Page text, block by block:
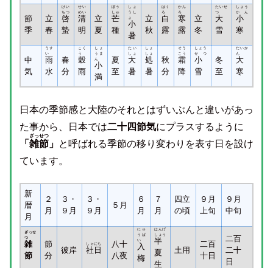
節
季
立
春
啓
蟄
けい
ちつ
清
明
せい
めい
立
夏
芒
種
ぼう
しゅ
小
暑
しょ
うし
ょ
立
秋
白
露
はく
ろ
寒
露
かん
ろ
立
冬
大
雪
たいせ
つ
小
寒
しょう
かん
中
気
雨
水
うす
い
春
分
穀
雨
こく
う
小
満
しょ
うま
ん
夏
至
大
暑
たい
しょ
処
暑
しょ
しょ
秋
分
霜
降
そう
こう
小
雪
しょう
せつ
冬
至
大
寒
だいか
ん
日本の季節感と大陸のそれとはずいぶんと違いがあっ
た事から、日本では二十四節気にプラスするように
「 雑節
ざっせつ
」 と呼ばれる季節の移り変わりを表す日を設け
ています。
新
暦
月
２
月
３・
９月
３・
９月
５月
６
月
７
月
四立
の頃
９月
上旬
９月
中旬
雑
節
ざっせ
つ
節
分
彼岸 社日
しゃにち
八十
八夜
入
梅
にゅ
うば
い
半
夏
生
はんげ
しょう
土用
二百
十日
二百
二十
日